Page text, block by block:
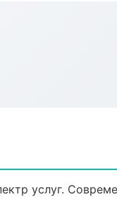
услуг.